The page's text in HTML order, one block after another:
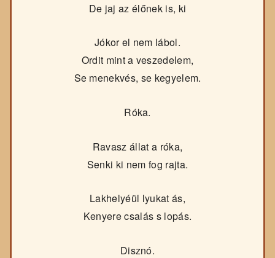
De jaj az élőnek is, ki
Jókor el nem lábol.
Ordit mint a veszedelem,
Se menekvés, se kegyelem.
Róka.
Ravasz állat a róka,
Senki ki nem fog rajta.
Lakhelyéül lyukat ás,
Kenyere csalás s lopás.
Disznó.